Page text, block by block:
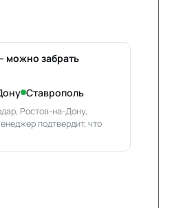
можно забрать
Ставрополь
Ростов-на-Дону,
подтвердит, что